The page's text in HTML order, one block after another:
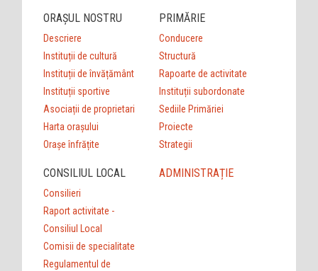
ORAȘUL NOSTRU
Descriere
Instituții de cultură
Instituții de învățământ
Instituții sportive
Asociații de proprietari
Harta orașului
Orașe înfrățite
PRIMĂRIE
Conducere
Structură
Rapoarte de activitate
Instituții subordonate
Sediile Primăriei
Proiecte
Strategii
CONSILIUL LOCAL
Consilieri
Raport activitate -
Consiliul Local
Comisii de specialitate
Regulamentul de
ADMINISTRAȚIE